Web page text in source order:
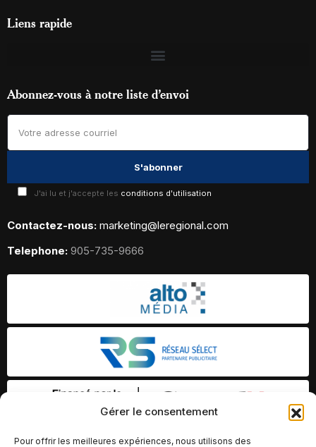
Gérer le consentement
Pour offrir les meilleures expériences, nous utilisons des
Liens rapide
Abonnez-vous à notre liste d’envoi
J'ai lu et j'accepte les conditions d'utilisation
Contactez-nous: marketing@leregional.com
Telephone: 905-735-9666